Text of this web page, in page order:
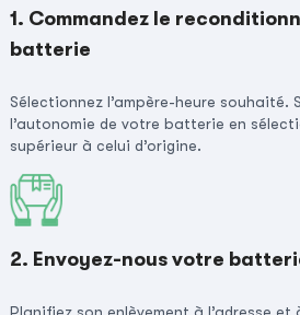
1. Commandez le
batterie
Sélectionnez l’ampère-heure souhaité.
l’autonomie de votre batterie en
supérieur à celui d’origine.
2. Envoyez-nous votre